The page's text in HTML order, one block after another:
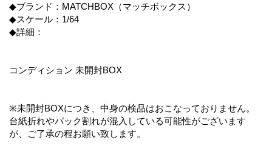
◆ブランド：MATCHBOX（マッチボックス）
◆スケール：1/64
◆詳細：
コンディション 未開封BOX
※未開封BOXにつき、中身の検品はおこなっておりません。
台紙折れやパック割れが混入している可能性がございます
が、ご了承の程お願い致します。